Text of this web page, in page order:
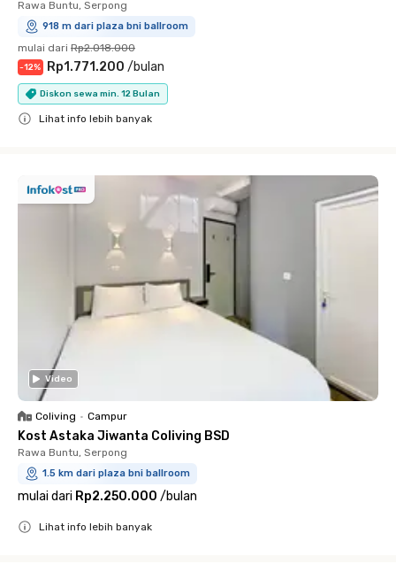
Rawa Buntu, Serpong
918 m dari plaza bni ballroom
mulai dari Rp2.018.000
-12% Rp1.771.200 /bulan
Diskon sewa min. 12 Bulan
Lihat info lebih banyak
Video
Coliving • Campur
Kost Astaka Jiwanta Coliving BSD
Rawa Buntu, Serpong
1.5 km dari plaza bni ballroom
mulai dari Rp2.250.000 /bulan
Lihat info lebih banyak